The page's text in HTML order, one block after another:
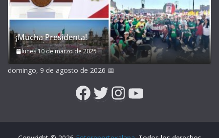
¡Mucha Presidenta!
lunes 10 de marzo de 2025
domingo, 9 de agosto de 2026 📅
Facebook
Twitter
Instagram
YouTube